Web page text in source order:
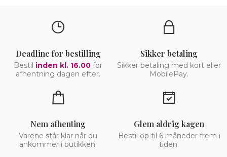
Deadline for bestilling
Bestil inden kl. 16.00 for
afhentning dagen efter.
Sikker betaling
Sikker betaling med kort eller
MobilePay.
Nem afhenting
Varene står klar når du
ankommer i butikken.
Glem aldrig kagen
Bestil op til 6 måneder frem i
tiden.